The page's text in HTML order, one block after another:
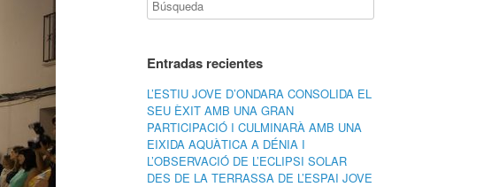
Entradas recientes
L’ESTIU JOVE D’ONDARA CONSOLIDA EL
SEU ÈXIT AMB UNA GRAN
PARTICIPACIÓ I CULMINARÀ AMB UNA
EIXIDA AQUÀTICA A DÉNIA I
L’OBSERVACIÓ DE L’ECLIPSI SOLAR
DES DE LA TERRASSA DE L’ESPAI JOVE